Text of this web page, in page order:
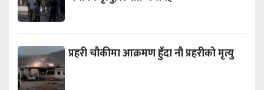
प्रहरी चौकीमा आक्रमण हुँदा नौ प्रहरीको मृत्यु